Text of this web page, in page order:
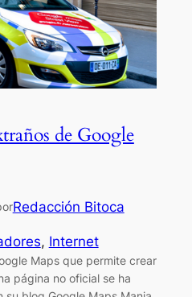
de Google
Redacción Bitoca
, Internet
Maps que permite crear
página no oficial se ha